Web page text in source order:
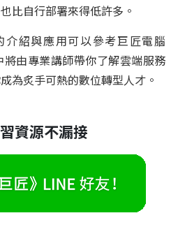
比自行部署來得低許多。
介紹與應用可以參考巨匠電腦
將由專業講師帶你了解雲端服務
為炙手可熱的數位轉型人才。
資源不漏接